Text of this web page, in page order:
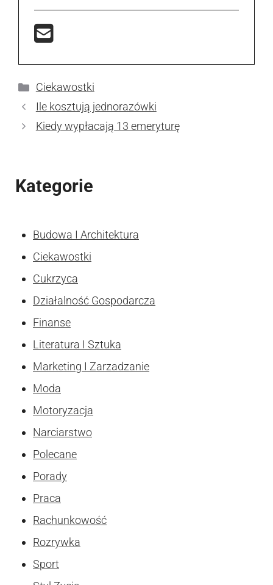
Kategorie
Ciekawostki
Ile kosztują jednorazówki
Kiedy wypłacają 13 emeryturę
Kategorie
Budowa I Architektura
Ciekawostki
Cukrzyca
Działalność Gospodarcza
Finanse
Literatura I Sztuka
Marketing I Zarzadzanie
Moda
Motoryzacja
Narciarstwo
Polecane
Porady
Praca
Rachunkowość
Rozrywka
Sport